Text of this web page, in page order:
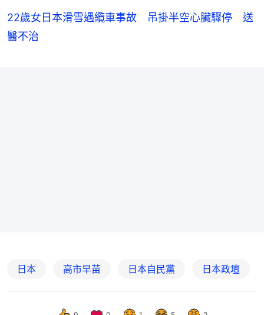
22歲女日本滑雪遇纜車事故 吊掛半空心臟驟停 送
醫不治
日本 高市早苗 日本自民黨 日本政壇